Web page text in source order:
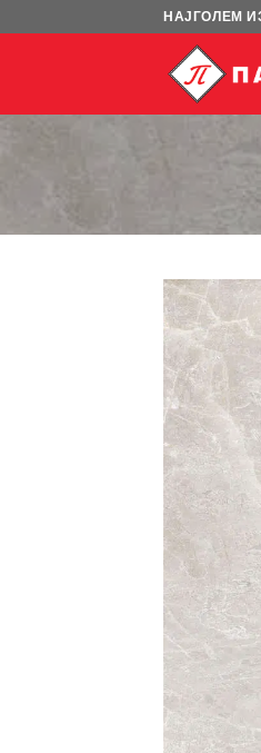
НАЈГОЛЕМ